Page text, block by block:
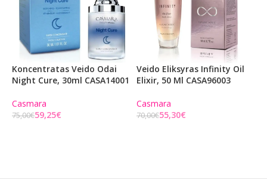
Koncentratas Veido Odai
Night Cure, 30ml CASA14001
Casmara
75,00€59,25€
Veido Eliksyras Infinity Oil
Elixir, 50 Ml CASA96003
Casmara
70,00€55,30€